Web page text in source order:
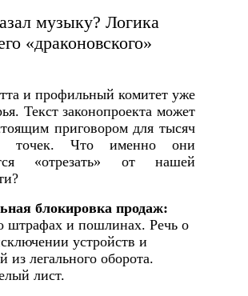
музыку? Логика
«драконовского»
и профильный комитет уже
Текст законопроекта может
приговором для тысяч
точек. Что именно они
«отрезать» от нашей
блокировка продаж:
о штрафах и пошлинах. Речь о
устройств и
из легального оборота.
лист.